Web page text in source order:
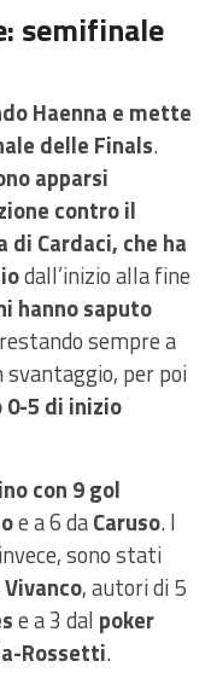
semifinale
Haenna e mette
delle Finals.
apparsi
contro il
di Cardaci, che ha
dall’inizio alla fine
hanno saputo
sempre a
svantaggio, per poi
0-5 di inizio
con 9 gol
e a 6 daCaruso. I
sono stati
, autori di 5
e a 3 dal poker
Rossetti.